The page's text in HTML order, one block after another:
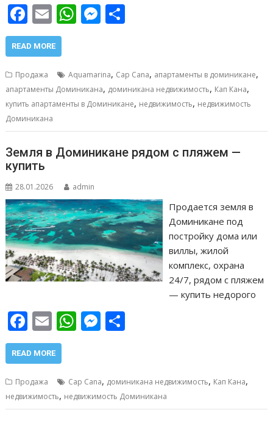
F
ac
e
b
o
o
k
E
m
ai
W
s
A
p
p
M
e
n
g
er
р
а
в
и
т
READ MORE
Продажа Aquamarina, Cap Cana, апартаменты в доминикане,
апартаменты Доминикана, доминикана недвижимость, Кап Кана,
купить апартаменты в Доминикане, недвижимость, недвижимость
Доминикана
Земля в Доминикане рядом с пляжем —
купить
28.01.2026 admin
Продается земля в
Доминикане под
постройку дома или
виллы, жилой
комплекс, охрана
24/7, рядом с пляжем
— купить недорого
F
ac
e
b
o
o
E
m
ai
W
s
A
p
M
e
n
g
р
а
в
READ MORE
Продажа Cap Cana, доминикана недвижимость, Кап Кана,
недвижимость, недвижимость Доминикана